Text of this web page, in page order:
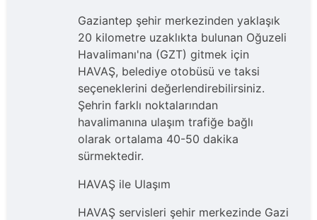
Gaziantep şehir merkezinden yaklaşık
20 kilometre uzaklıkta bulunan Oğuzeli
Havalimanı'na (GZT) gitmek için
HAVAŞ, belediye otobüsü ve taksi
seçeneklerini değerlendirebilirsiniz.
Şehrin farklı noktalarından
havalimanına ulaşım trafiğe bağlı
olarak ortalama 40-50 dakika
sürmektedir.
HAVAŞ ile Ulaşım
HAVAŞ servisleri şehir merkezinde Gazi